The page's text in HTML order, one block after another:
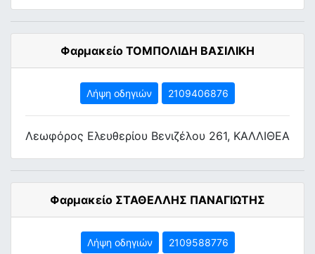
Φαρμακείο ΤΟΜΠΟΛΙΔΗ ΒΑΣΙΛΙΚΗ
Λήψη οδηγιών 2109406876
Λεωφόρος Ελευθερίου Βενιζέλου 261, ΚΑΛΛΙΘΕΑ
Φαρμακείο ΣΤΑΘΕΛΛΗΣ ΠΑΝΑΓΙΩΤΗΣ
Λήψη οδηγιών 2109588776